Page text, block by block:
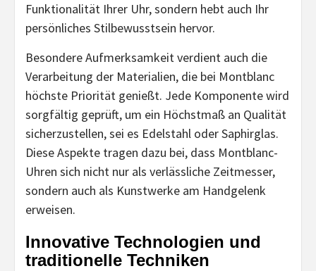
Funktionalität Ihrer Uhr, sondern hebt auch Ihr
persönliches Stilbewusstsein hervor.
Besondere Aufmerksamkeit verdient auch die
Verarbeitung der Materialien, die bei Montblanc
höchste Priorität genießt. Jede Komponente wird
sorgfältig geprüft, um ein Höchstmaß an Qualität
sicherzustellen, sei es Edelstahl oder Saphirglas.
Diese Aspekte tragen dazu bei, dass Montblanc-
Uhren sich nicht nur als verlässliche Zeitmesser,
sondern auch als Kunstwerke am Handgelenk
erweisen.
Innovative Technologien und
traditionelle Techniken